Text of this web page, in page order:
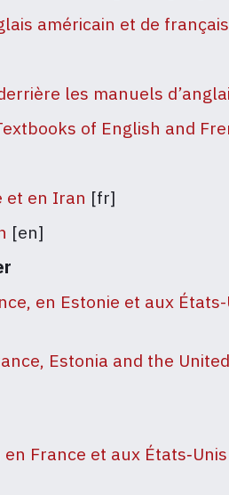
américain et de
les manuels
of English and
et en Iran [fr]
[en]
en Estonie et aux États-
Estonia and the
France et aux